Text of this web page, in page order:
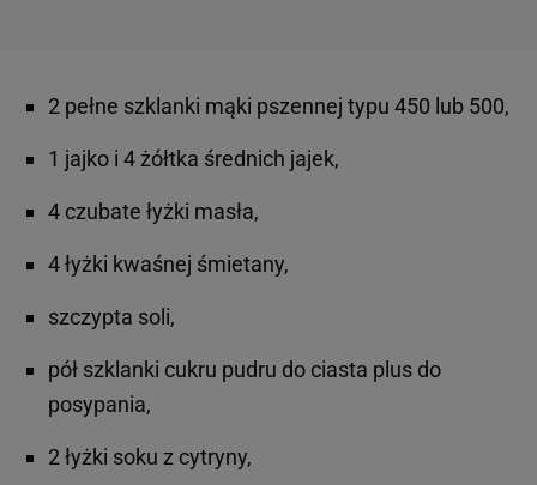
2 pełne szklanki mąki pszennej typu 450 lub 500,
1 jajko i 4 żółtka średnich jajek,
4 czubate łyżki masła,
4 łyżki kwaśnej śmietany,
szczypta soli,
pół szklanki cukru pudru do ciasta plus do
posypania,
2 łyżki soku z cytryny,